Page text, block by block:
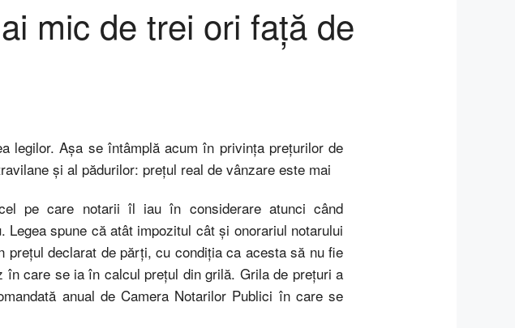
mic de trei ori faţă de
legilor. Aşa se întâmplă acum în privinţa preţurilor de
şi al pădurilor: preţul real de vânzare este mai
pe care notarii îl iau în considerare atunci când
spune că atât impozitul cât şi onorariul notarului
preţul declarat de părţi, cu condiţia ca acesta să nu fie
care se ia în calcul preţul din grilă. Grila de preţuri a
anual de Camera Notarilor Publici în care se